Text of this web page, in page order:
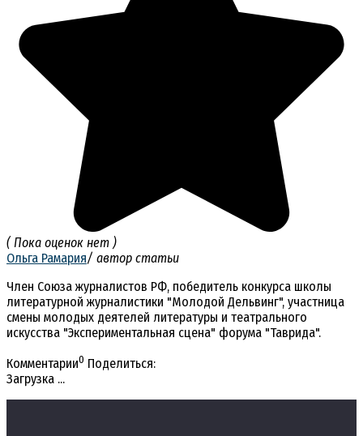
( Пока оценок нет )
Ольга Рамария/ автор статьи
Член Союза журналистов РФ, победитель конкурса школы
литературной журналистики "Молодой Дельвинг", участница
смены молодых деятелей литературы и театрального
искусства "Экспериментальная сцена" форума "Таврида".
Комментарии0 Поделиться:
Загрузка ...